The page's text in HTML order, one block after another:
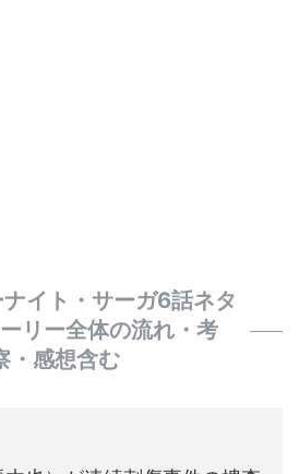
イト・サーガ6話ネタ
リー全体の流れ・考
・感想含む